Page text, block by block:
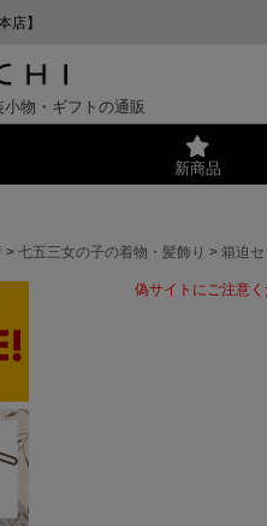
店】
物・ギフトの通販
新商品
七五三女の子の着物・髪飾り 箱迫セ
偽サイトにご注意